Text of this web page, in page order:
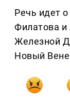
Речь идет
Филатова и
Железной
Новый